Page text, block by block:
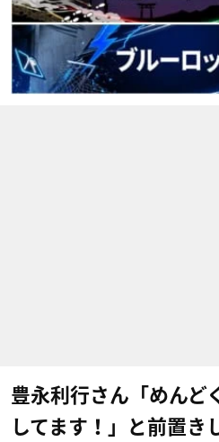
豊永利行さん「めんど
してます！」と前置き